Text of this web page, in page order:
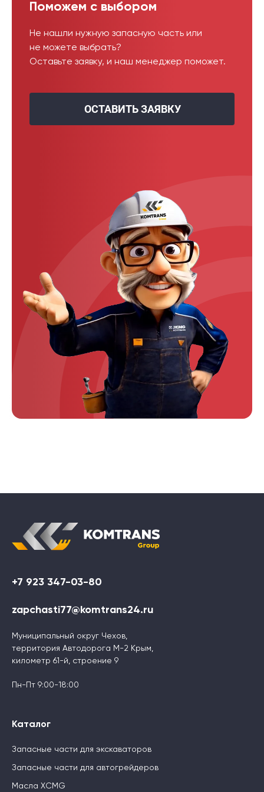
Поможем с выбором
Не нашли нужную запасную часть или
не можете выбрать?
Оставьте заявку, и наш менеджер поможет.
ОСТАВИТЬ ЗАЯВКУ
+7 923 347-03-80
zapchasti77@komtrans24.ru
Муниципальный округ Чехов,
территория Автодорога М-2 Крым,
километр 61-й, строение 9
Пн-Пт 9:00-18:00
Каталог
Запасные части для экскаваторов
Запасные части для автогрейдеров
Масла XCMG